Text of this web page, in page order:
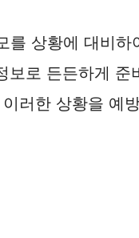
를 상황에 대비하
로 든든하게 준
러한 상황을 예